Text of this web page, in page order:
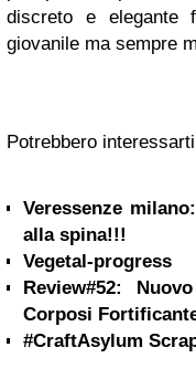
discreto e elegante
giovanile ma sempre
Potrebbero
Veressenze
alla spina!!!
Vegetal-progress
Review#52:
Corposi
#CraftAsylum